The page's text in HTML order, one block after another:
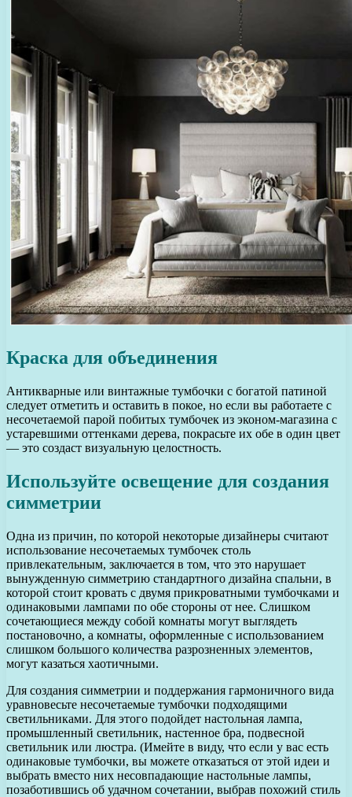
Краска для объединения
Антикварные или винтажные тумбочки с богатой патиной
следует отметить и оставить в покое, но если вы работаете с
несочетаемой парой побитых тумбочек из эконом-магазина с
устаревшими оттенками дерева, покрасьте их обе в один цвет
— это создаст визуальную целостность.
Используйте освещение для создания
симметрии
Одна из причин, по которой некоторые дизайнеры считают
использование несочетаемых тумбочек столь
привлекательным, заключается в том, что это нарушает
вынужденную симметрию стандартного дизайна спальни, в
которой стоит кровать с двумя прикроватными тумбочками и
одинаковыми лампами по обе стороны от нее. Слишком
сочетающиеся между собой комнаты могут выглядеть
постановочно, а комнаты, оформленные с использованием
слишком большого количества разрозненных элементов,
могут казаться хаотичными.
Для создания симметрии и поддержания гармоничного вида
уравновесьте несочетаемые тумбочки подходящими
светильниками. Для этого подойдет настольная лампа,
промышленный светильник, настенное бра, подвесной
светильник или люстра. (Имейте в виду, что если у вас есть
одинаковые тумбочки, вы можете отказаться от этой идеи и
выбрать вместо них несовпадающие настольные лампы,
позаботившись об удачном сочетании, выбрав похожий стиль